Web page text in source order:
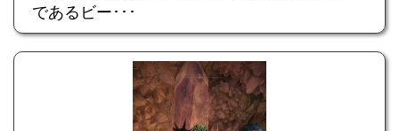
であるビー･･･